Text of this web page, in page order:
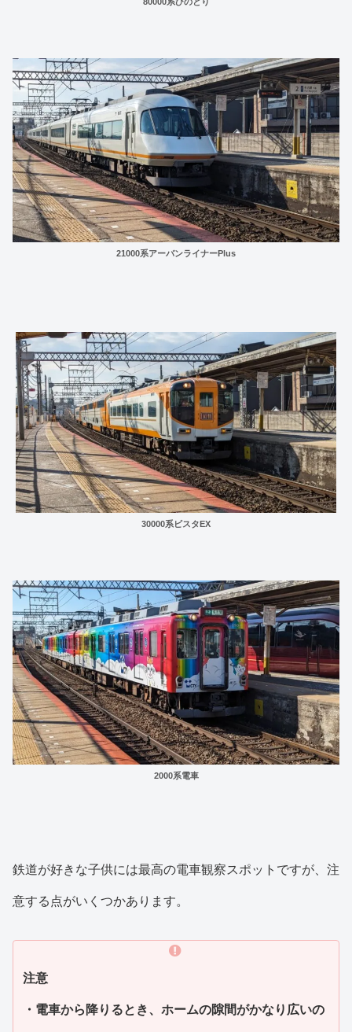
80000系ひのとり
21000系アーバンライナーPlus
30000系ビスタEX
2000系電車
鉄道が好きな子供には最高の電車観察スポットですが、注
意する点がいくつかあります。
注意
・電車から降りるとき、ホームの隙間がかなり広いの